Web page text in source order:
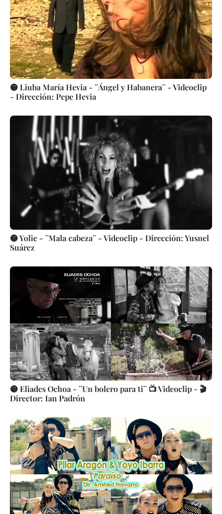
🟡 Liuba María Hevia - ¨Ángel y Habanera¨ - Videoclip
- Dirección: Pepe Hevia
🟡 Yolie - ¨Mala cabeza¨ - Videoclip - Dirección: Yusnel
Suárez
🟡 Eliades Ochoa - ¨Un bolero para ti¨ 📺 Videoclip - 🎬
Director: Ian Padrón